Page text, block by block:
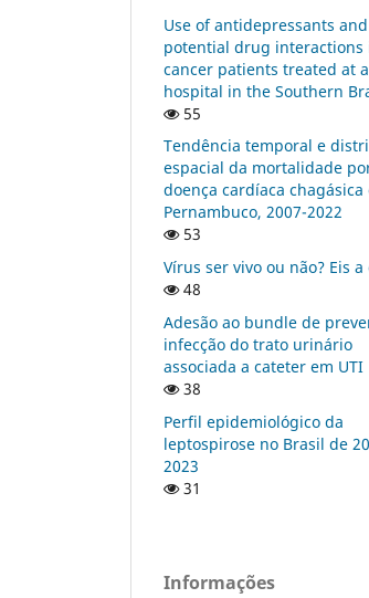
Use of antidepressants and
potential drug interactions
cancer patients treated at a
hospital in the Southern
55
Tendência temporal e
espacial da mortalidade
doença cardíaca chagásica
Pernambuco, 2007-2022
53
Vírus ser vivo ou não? Eis
48
Adesão ao bundle de
infecção do trato urinário
associada a cateter em UTI
38
Perfil epidemiológico da
leptospirose no Brasil de
2023
31
Informações